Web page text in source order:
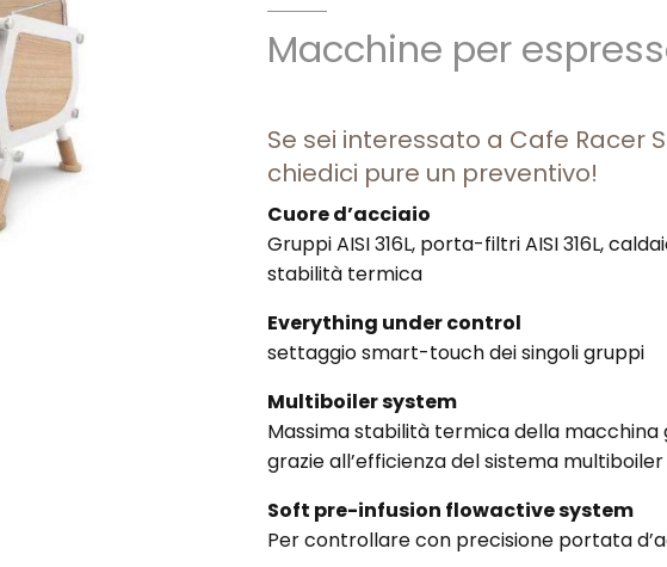
Macchine per
Se sei interessato a Cafe Racer
chiedici pure un preventivo!
Cuore d’acciaio
Gruppi AISI 316L, porta-filtri AISI 316L,
stabilità termica
Everything under control
settaggio smart-touch dei singoli gruppi
Multiboiler system
Massima stabilità termica della
grazie all’efficienza del sistema
Soft pre-infusion flowactive system
Per controllare con precisione portata